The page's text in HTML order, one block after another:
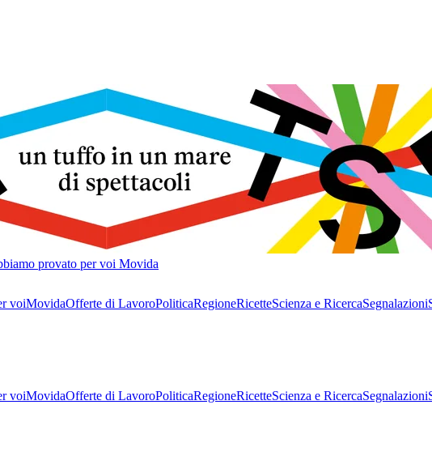
provato per voi Movida
voiMovidaOfferte di LavoroPoliticaRegioneRicetteScienza e RicercaSegnalazioni
voiMovidaOfferte di LavoroPoliticaRegioneRicetteScienza e RicercaSegnalazioni